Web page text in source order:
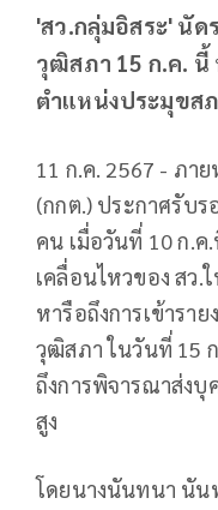
'สว.กลุ่มอิสระ' นัด
วุฒิสภา 15 ก.ค. นี้
ตำแหน่งประมุขส
11 ก.ค. 2567 - ภา
(กกต.) ประกาศรับร
คน เมื่อวันที่ 10 ก.ค
เคลื่อนไหวของ สว.
หารือถึงการเข้ารา
วุฒิสภา ในวันที่ 15
ถึงการพิจารณาส่ง
สูง
โดยนางนันทนา นัน